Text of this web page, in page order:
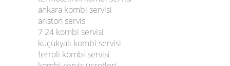
ankara kombi servisi
ariston servis
7 24 kombi servisi
küçükyalı kombi servisi
ferroli kombi servisi